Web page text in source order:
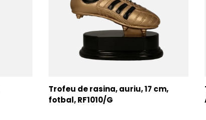
Trofeu de rasina, auriu, 17 cm,
fotbal, RF1010/G